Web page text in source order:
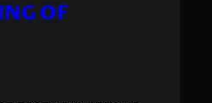
OF